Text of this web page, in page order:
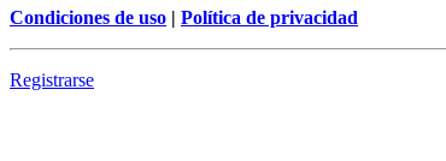
Condiciones de uso | Política de privacidad
Registrarse